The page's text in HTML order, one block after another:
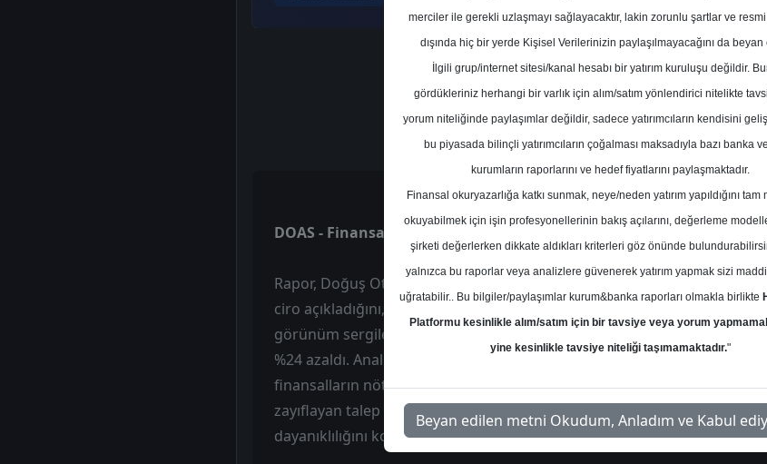
DOAS - Finansal Değerlendirme Raporu
Rapor, Doğuş Otomotiv’in 2026 yılının birinci çeyreğinde beklentilerin
ciro açıkladığını, buna karşın 3,2 milyar TL FAVÖK ve 574 milyon TL
görünüm sergilediğini belirtiyor. Geçen yılın aynı dönemine göre ciro
%24 azaldı. Analistin şirket için genel değerlendirmesi nötr yönde ve
finansalların nötr olduğunu değerlendiriyoruz.” ifadesi yer alıyor. Ana
zayıflayan talep ve maliyet baskılarına karşın şirketin orta vadede
dayanıklılığını koruyabileceği yönünde kuruluyor.
merciler ile gerekli uzlaşmayı sağlayacaktır, lakin zorunlu şartlar ve
dışında hiç bir yerde Kişisel Verilerinizin paylaşılmayacağını da
İlgili grup/internet sitesi/kanal hesabı bir yatırım kuruluşu değildir.
gördükleriniz herhangi bir varlık için alım/satım yönlendirici nitelikte
yorum niteliğinde paylaşımlar değildir, sadece yatırımcıların kendisini
bu piyasada bilinçli yatırımcıların çoğalması maksadıyla bazı banka
kurumların raporlarını ve hedef fiyatlarını paylaşmaktadır.
Finansal okuryazarlığa katkı sunmak, neye/neden yatırım yapıldığını tam
okuyabilmek için işin profesyonellerinin bakış açılarını, değerleme
şirketi değerlerken dikkate aldıkları kriterleri göz önünde
yalnızca bu raporlar veya analizlere güvenerek yatırım yapmak sizi
uğratabilir.. Bu bilgiler/paylaşımlar kurum&banka raporları olmakla birlikte
Platformu kesinlikle alım/satım için bir tavsiye veya yorum
yine kesinlikle tavsiye niteliği taşımamaktadır."
Beyan edilen metni